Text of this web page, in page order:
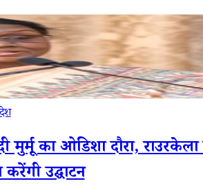
का ओडिशा दौरा,
उद्घाटन